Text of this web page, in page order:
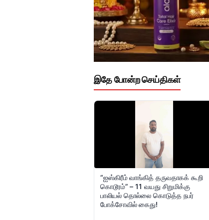
இதே போன்ற செய்திகள்
“ஐஸ்கிரீம் வாங்கித் தருவதாகக் கூறி
கொடூரம்” – 11 வயது சிறுமிக்கு
பாலியல் தொல்லை கொடுத்த நபர்
போக்சோவில் கைது!